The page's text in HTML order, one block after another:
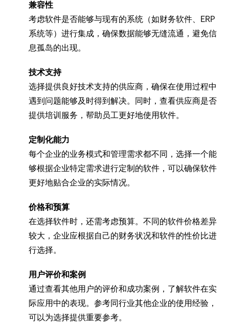
兼容性
考虑软件是否能够与现有的系统（如财务软件、ERP
系统等）进行集成，确保数据能够无缝流通，避免信
息孤岛的出现。
技术支持
选择提供良好技术支持的供应商，确保在使用过程中
遇到问题能够及时得到解决。同时，查看供应商是否
提供培训服务，帮助员工更好地使用软件。
定制化能力
每个企业的业务模式和管理需求都不同，选择一个能
够根据企业特定需求进行定制的软件，可以确保软件
更好地贴合企业的实际情况。
价格和预算
在选择软件时，还需考虑预算。不同的软件价格差异
较大，企业应根据自己的财务状况和软件的性价比进
行选择。
用户评价和案例
通过查看其他用户的评价和成功案例，了解软件在实
际应用中的表现。参考同行业其他企业的使用经验，
可以为选择提供重要参考。